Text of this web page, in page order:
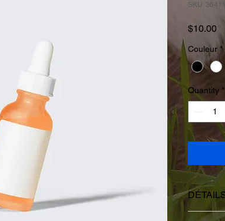
SKU:
$10.00
Couleur *
Quantity *
Détails